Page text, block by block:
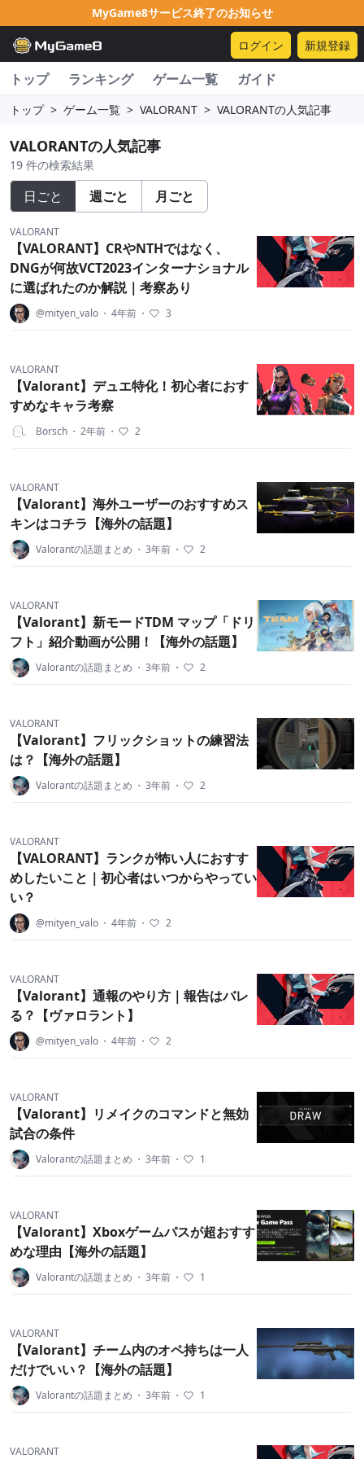
MyGame8サービス終了のお知らせ
ログイン 新規登録
トップ ランキング ゲーム一覧 ガイド
トップ > ゲーム一覧 > VALORANT > VALORANTの人気記事
VALORANTの人気記事
19 件の検索結果
日ごと 週ごと 月ごと
VALORANT
【VALORANT】CRやNTHではなく、
DNGが何故VCT2023インターナショナル
に選ばれたのか解説｜考察あり
@mityen_valo ・ 4年前 ・ 3
VALORANT
【Valorant】デュエ特化！初心者におす
すめなキャラ考察
Borsch ・ 2年前 ・ 2
VALORANT
【Valorant】海外ユーザーのおすすめス
キンはコチラ【海外の話題】
Valorantの話題まとめ ・ 3年前 ・ 2
VALORANT
【Valorant】新モードTDM マップ「ドリ
フト」紹介動画が公開！【海外の話題】
Valorantの話題まとめ ・ 3年前 ・ 2
VALORANT
【Valorant】フリックショットの練習法
は？【海外の話題】
Valorantの話題まとめ ・ 3年前 ・ 2
VALORANT
【VALORANT】ランクが怖い人におすす
めしたいこと｜初心者はいつからやってい
い？
@mityen_valo ・ 4年前 ・ 2
VALORANT
【Valorant】通報のやり方｜報告はバレ
る？【ヴァロラント】
@mityen_valo ・ 4年前 ・ 2
VALORANT
【Valorant】リメイクのコマンドと無効
試合の条件
Valorantの話題まとめ ・ 3年前 ・ 1
VALORANT
【Valorant】Xboxゲームパスが超おすす
めな理由【海外の話題】
Valorantの話題まとめ ・ 3年前 ・ 1
VALORANT
【Valorant】チーム内のオペ持ちは一人
だけでいい？【海外の話題】
Valorantの話題まとめ ・ 3年前 ・ 1
VALORANT